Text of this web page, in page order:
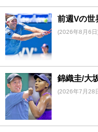
前週Vの世
(2026年8月6日
錦織圭/大
(2026年7月28